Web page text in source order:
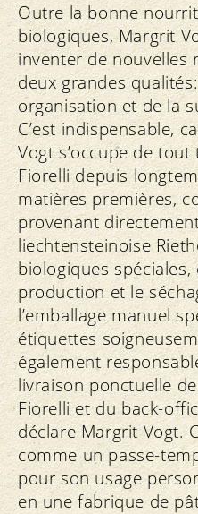
Outre la bonne
biologiques, Margrit
inventer de nouvelles
deux grandes
organisation et de la
C’est indispensable,
Vogt s’occupe de
Fiorelli depuis
matières premières,
provenant
liechtensteinoise
biologiques
production et le
l’emballage manuel
étiquettes
également
livraison ponctuelle
Fiorelli et du back-
déclare Margrit Vogt.
comme un passe-
pour son usage
en une fabrique de